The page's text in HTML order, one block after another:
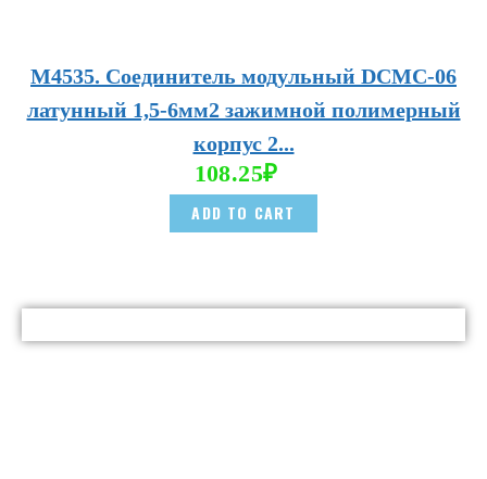
М4535. Соединитель модульный DCMC-06
латунный 1,5-6мм2 зажимной полимерный
корпус 2...
108.25₽
ADD TO CART